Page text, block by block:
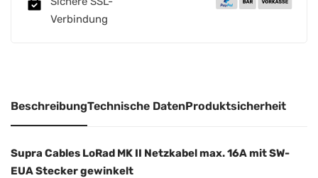
Verbindung
BeschreibungTechnische DatenProduktsicherheit
Supra Cables LoRad MK II Netzkabel max. 16A mit SW-
EUA Stecker gewinkelt